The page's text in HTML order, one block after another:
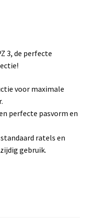
3, de perfecte
voor maximale
perfecte pasvorm en
ratels en
gebruik.